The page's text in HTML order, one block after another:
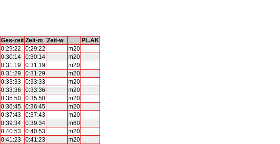
Ges-zeit Zeit-m Zeit-w
PL.AK
0:29:22 0:29:22
m20
0:30:14 0:30:14
m20
0:31:19 0:31:19
m20
0:31:29 0:31:29
m20
0:33:33 0:33:33
m20
0:33:36 0:33:36
m20
0:35:50 0:35:50
m20
0:36:45 0:36:45
m20
0:37:43 0:37:43
m20
0:39:34 0:39:34
m60
0:40:53 0:40:53
m20
0:41:23 0:41:23
m20